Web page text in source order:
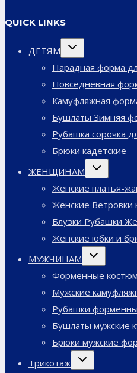
QUICK LINKS
ДЕТЯМ
Переключить
Парадная форма
Повседневная
Камуфляжная
Бушлаты Зимняя
Рубашка сорочка
Брюки кадетские
ЖЕНЩИНАМ
Переключить
Женские платья-
Женские Ветровки
Блузки Рубашки
Женские юбки и
МУЖЧИНАМ
Переключить
Форменные
Мужские
Рубашки
Бушлаты мужские
Брюки мужские
Трикотаж
Переключить